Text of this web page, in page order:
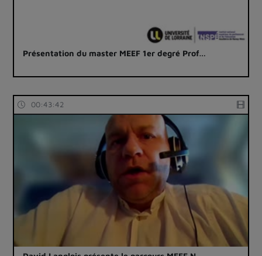
Présentation du master MEEF 1er degré Prof…
00:43:42